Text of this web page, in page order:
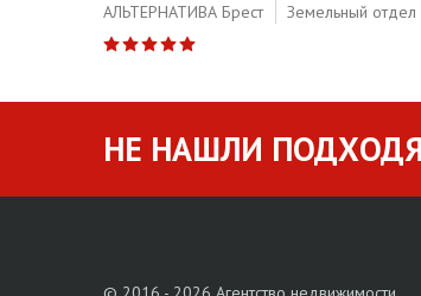
АЛЬТЕРНАТИВА Брест Земельный отдел
НЕ НАШЛИ